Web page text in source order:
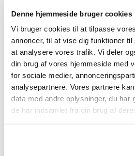
Denne hjemmeside bruger cookies
Vi bruger cookies til at tilpasse
annoncer, til at vise dig funktioner
at analysere vores trafik. Vi deler
din brug af vores hjemmeside med
for sociale medier,
analysepartnere. Vores partnere
data med andre oplysninger, du har
de har indsamlet fra din brug af
Beskrivelse
Gallagher Vidoflex 3 PowerLine
Vores prisvenlige hegnstråd
hegn.
Gallaghers græshegnstråd PowerLine
ståleledere (0,15 mm) sikrer en
små og let at passe dyr kan